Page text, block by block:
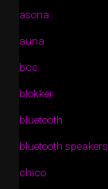
asona
auna
bcc
blokker
bluetooth
bluetooth speakers
chico